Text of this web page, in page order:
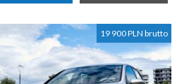
19 900 PLN brutto